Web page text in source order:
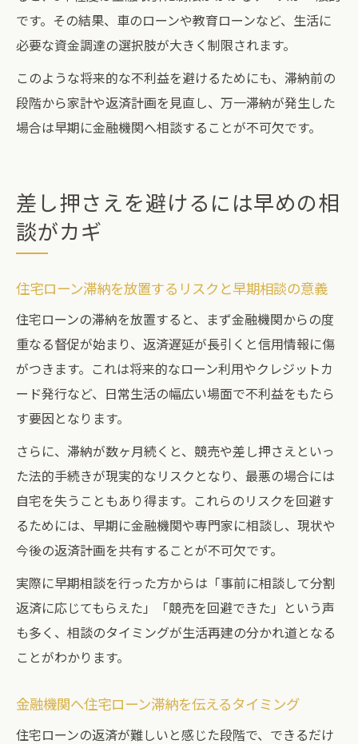
です。その結果、車のローンや教育ローンなど、生活に
必要な資金調達の選択肢が大きく制限されます。
このような将来的な不利益を避けるためにも、滞納前の
段階から家計や返済計画を見直し、万一滞納が発生した
場合は早期に金融機関へ相談することが不可欠です。
差し押さえを避けるには早めの相
談がカギ
住宅ローン滞納を放置するリスクと早期相談の意義
住宅ローンの滞納を放置すると、まず金融機関からの度
重なる督促が始まり、返済遅延が長引くと信用情報に傷
がつきます。これは将来的なローン利用やクレジットカ
ード発行など、日常生活の幅広い場面で不利益をもたら
す要因となります。
さらに、滞納が数ヶ月続くと、競売や差し押さえといっ
た法的手続きが現実的なリスクとなり、最悪の場合には
自宅を失うこともあり得ます。これらのリスクを回避す
るためには、早期に金融機関や専門家に相談し、現状や
今後の返済計画を共有することが不可欠です。
実際に早期相談を行った方からは「事前に相談して分割
返済に応じてもらえた」「競売を回避できた」という声
も多く、相談のタイミングが生活再建の分かれ道となる
ことがわかります。
金融機関へ住宅ローン滞納を伝えるタイミング
住宅ローンの返済が難しいと感じた段階で、できるだけ